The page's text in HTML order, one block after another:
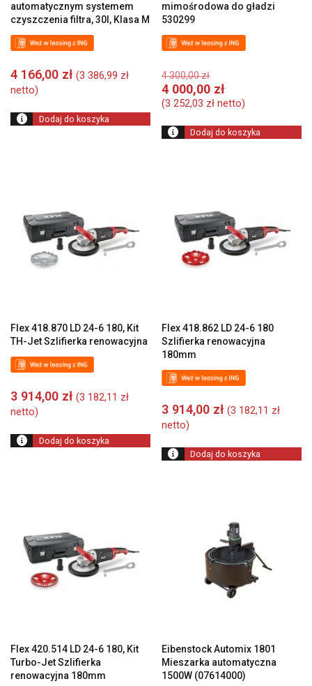
automatycznym systemem
czyszczenia filtra, 30l, Klasa M
4 166,00 zł (3 386,99 zł
netto)
Dodaj do koszyka
mimośrodowa do gładzi
530299
4 300,00złPierwotna
cena
wynosiła:
300,00 zł.
4 000,00 zł
4
(3 252,03 zł netto)
Dodaj do koszyka
Flex 418.870 LD 24-6 180, Kit
TH-Jet Szlifierka renowacyjna
3 914,00 zł (3 182,11 zł
netto)
Dodaj do koszyka
Flex 418.862 LD 24-6 180
Szlifierka renowacyjna
180mm
3 914,00 zł (3 182,11 zł
netto)
Dodaj do koszyka
Flex 420.514 LD 24-6 180, Kit
Turbo-Jet Szlifierka
renowacyjna 180mm
Eibenstock Automix 1801
Mieszarka automatyczna
1500W (07614000)